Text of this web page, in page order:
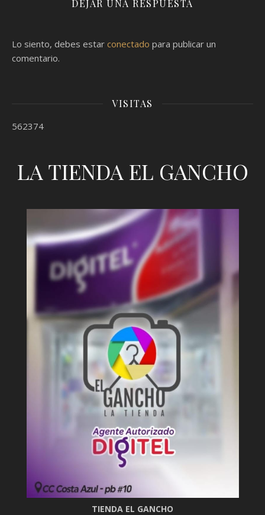
DEJAR UNA RESPUESTA
Lo siento, debes estar conectado para publicar un
comentario.
VISITAS
562374
LA TIENDA EL GANCHO
TIENDA EL GANCHO